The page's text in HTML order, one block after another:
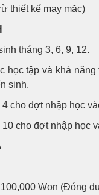
thiết kế may mặc)
tháng 3, 6, 9, 12.
học tập và khả
sinh.
cho đợt nhập học
cho đợt nhập học
Won (Đóng